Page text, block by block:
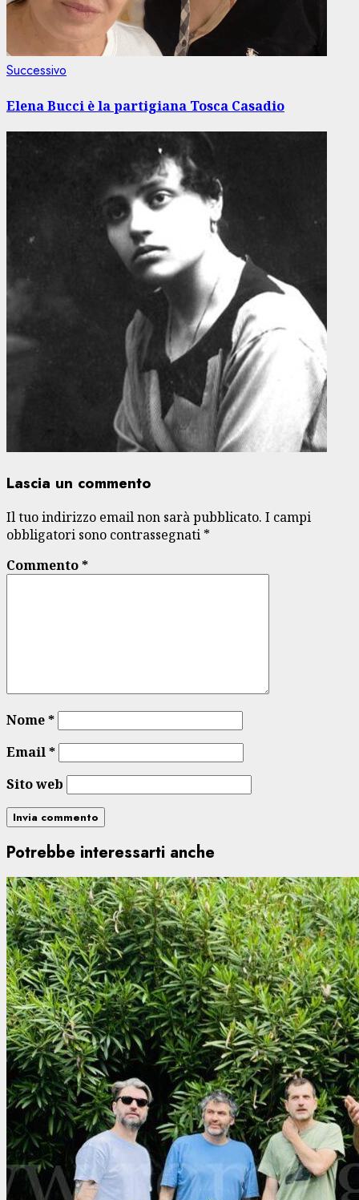
Successivo
Elena Bucci è la partigiana Tosca Casadio
Lascia un commento
Il tuo indirizzo email non sarà pubblicato. I campi
obbligatori sono contrassegnati *
Commento*
Nome*
Email*
Sito web
Potrebbe interessarti anche